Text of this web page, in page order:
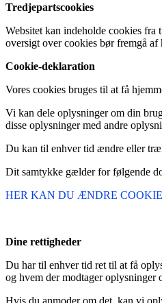
Tredjepartscookies
Websitet kan indeholde cookies fra
oversigt over cookies bør fremgå
Cookie-deklaration
Vores cookies bruges til at få
Vi kan dele oplysninger om din
disse oplysninger med andre
Du kan til enhver tid ændre eller
Dit samtykke gælder for følgende
HER KAN DU ÆNDRE
Dine rettigheder
Du har til enhver tid ret til at få
og hvem der modtager
Hvis du anmoder om det, kan vi